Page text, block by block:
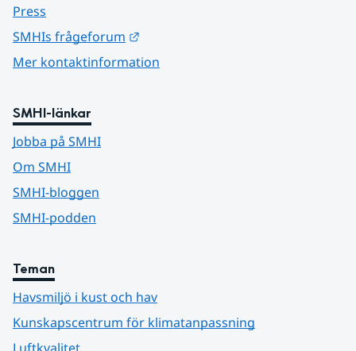
Press
SMHIs frågeforum
Mer kontaktinformation
SMHI-länkar
Jobba på SMHI
Om SMHI
SMHI-bloggen
SMHI-podden
Teman
Havsmiljö i kust och hav
Kunskapscentrum för klimatanpassning